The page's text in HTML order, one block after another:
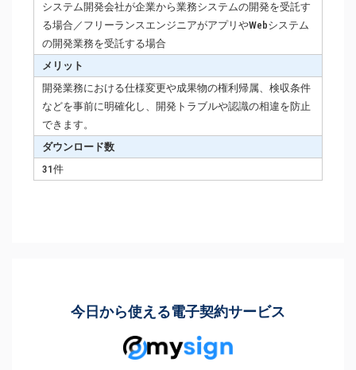
システム開発会社が企業から業務システムの開発を受託す
る場合／フリーランスエンジニアがアプリやWebシステム
の開発業務を受託する場合
メリット
開発業務における仕様変更や成果物の権利帰属、検収条件
などを事前に明確化し、開発トラブルや認識の相違を防止
できます。
ダウンロード数
31件
今日から使える電子契約サービス